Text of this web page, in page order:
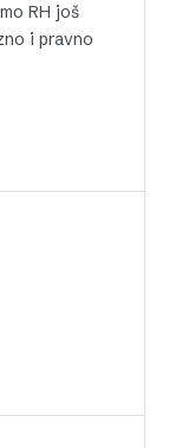
RH još
i pravno